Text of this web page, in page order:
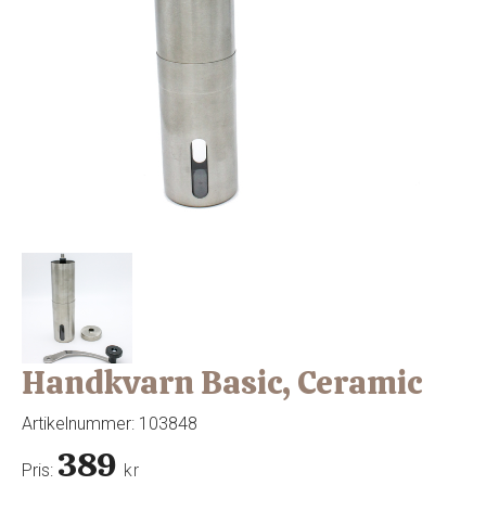
Handkvarn Basic, Ceramic
Artikelnummer: 103848
Pris: 389 kr